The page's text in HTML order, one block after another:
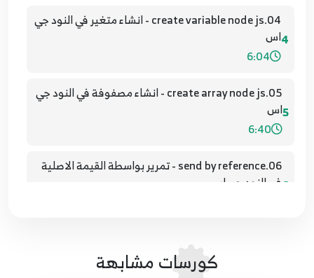
4
04.create variable node js - انشاء متغير في النود جي
اس
6:04
5
05.create array node js - انشاء مصفوفة في النود جي
اس
6:40
6
06.send by reference - تمرير بواسطة القيمة الاصلية
في النود جي اس
كورسات مشابهة